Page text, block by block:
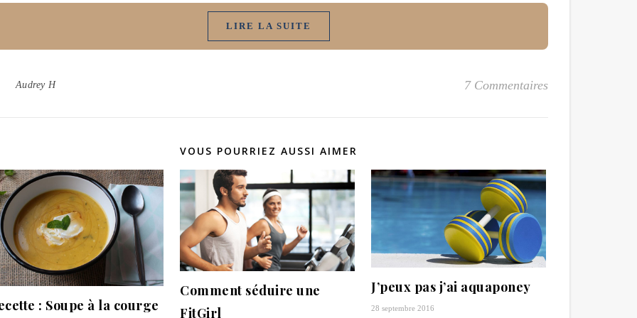
LIRE LA SUITE
Audrey H 7 Commentaires
VOUS POURRIEZ AUSSI AIMER
: Soupe à la courge
Comment séduire une
FitGirl
J’peux pas j’ai aquaponey
28 septembre 2016